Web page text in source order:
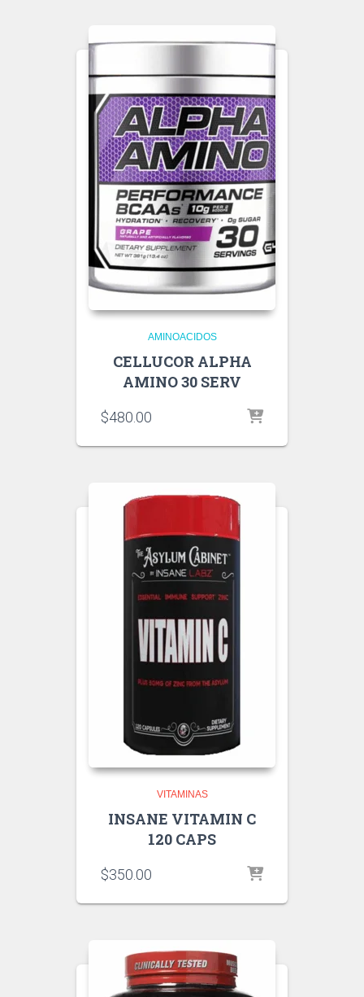
AMINOACIDOS
CELLUCOR ALPHA
AMINO 30 SERV
$480.00
VITAMINAS
INSANE VITAMIN C
120 CAPS
$350.00